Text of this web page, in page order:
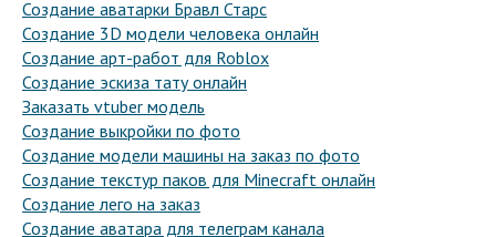
Создание аватарки Бравл Старс
Создание 3D модели человека онлайн
Создание арт-работ для Roblox
Создание эскиза тату онлайн
Заказать vtuber модель
Создание выкройки по фото
Создание модели машины на заказ по фото
Создание текстур паков для Minecraft онлайн
Создание лего на заказ
Создание аватара для телеграм канала